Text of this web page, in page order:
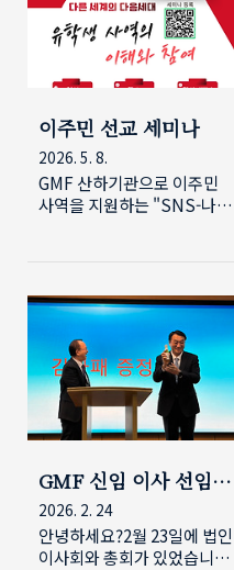
기독교 지형을 소개하는 이
책은 선교에 관심있는 분들이
꼭 읽어보면 좋을 책입니다.
저는 마치 어지러운 책장을
누가 잘 정리해 준 느낌을 받
았습니다. 꼭 읽어 보세요^^
구입을 원하시면
https://krim.org/a-
vantage-point-of-
지난 6년 동안 꾸준히 자신학
화에 관한 여러 주제들을 다
루어 왔고 이번 제6차에서는
전체를 정리하는 관점에서 선
교와 자..
이주민 선교 세미나
2026. 5. 8.
GMF 산하기관으로 이주민
사역을 지원하는 "SNS-나그
는 주제로 아래와 같은 내용
으로 진행됩니다. ■ 유학생
사역의 현황과 전략을 기반으
로 ■ 캠퍼스 사역의 현장 사
례 소개와 ■ 지역교회와의
협력 방안을 함께 다루며, ■
강의 후 충분한 시간의 질의
응답과 토론이 있습니다. - 주
제: 유학생 사역의 이해와 참
여 - 일시: 2026.5.11(월)
10:00~13:00 (점심 포함) - 장
소: 신촌 네스트 (서울 서대문
구 연세로7길 14, 3층) 온라
GMF 신임 이사 선임
및 이사장 이취임식
2026. 2. 24
안녕하세요?2월 23일에 법인
이사회와 총회가 있었습니다.